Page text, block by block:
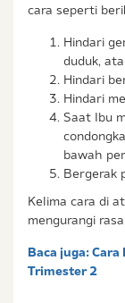
cara seperti
Hindari
duduk,
Hindari
Hindari
Saat Ibu
bawah
Bergerak
Kelima cara di
mengurangi
Baca juga:Cara
Trimester 2